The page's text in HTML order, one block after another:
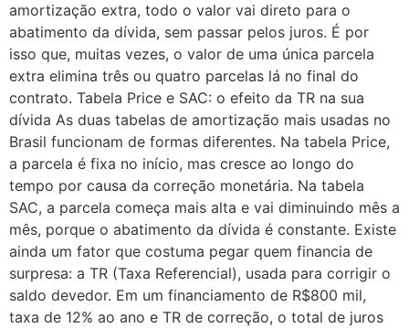
amortização extra, todo o valor vai direto para o
abatimento da dívida, sem passar pelos juros. É por
isso que, muitas vezes, o valor de uma única parcela
extra elimina três ou quatro parcelas lá no final do
contrato. Tabela Price e SAC: o efeito da TR na sua
dívida As duas tabelas de amortização mais usadas no
Brasil funcionam de formas diferentes. Na tabela Price,
a parcela é fixa no início, mas cresce ao longo do
tempo por causa da correção monetária. Na tabela
SAC, a parcela começa mais alta e vai diminuindo mês a
mês, porque o abatimento da dívida é constante. Existe
ainda um fator que costuma pegar quem financia de
surpresa: a TR (Taxa Referencial), usada para corrigir o
saldo devedor. Em um financiamento de R$800 mil,
taxa de 12% ao ano e TR de correção, o total de juros